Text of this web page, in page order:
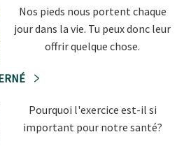
Nos pieds nous portent chaque
jour dans la vie. Tu peux donc leur
offrir quelque chose.
Pourquoi l'exercice est-il si
important pour notre santé?